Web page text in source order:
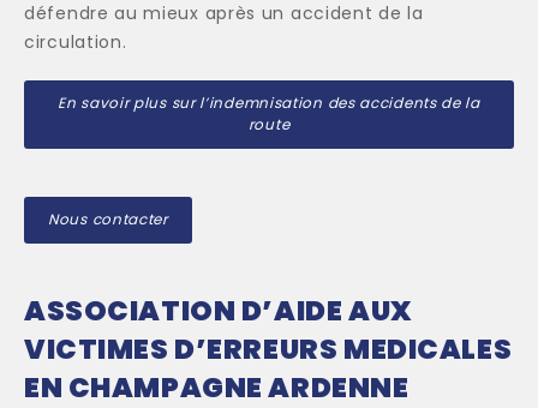
défendre au mieux après un accident de la
circulation.
En savoir plus sur l’indemnisation des accidents de la
route
Nous contacter
ASSOCIATION D’AIDE AUX
VICTIMES D’ERREURS MEDICALES
EN CHAMPAGNE ARDENNE